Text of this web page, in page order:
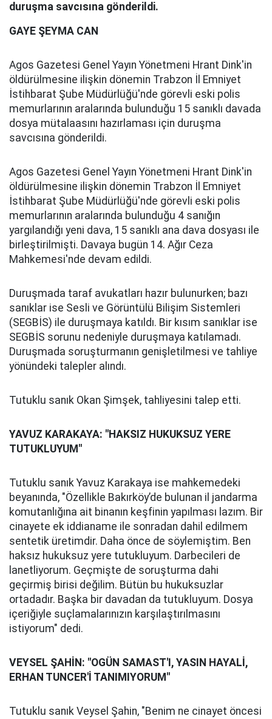
duruşma savcısına gönderildi.
GAYE ŞEYMA CAN
Agos Gazetesi Genel Yayın Yönetmeni Hrant Dink'in
öldürülmesine ilişkin dönemin Trabzon İl Emniyet
İstihbarat Şube Müdürlüğü'nde görevli eski polis
memurlarının aralarında bulunduğu 15 sanıklı davada
dosya mütalaasını hazırlaması için duruşma
savcısına gönderildi.
Agos Gazetesi Genel Yayın Yönetmeni Hrant Dink'in
öldürülmesine ilişkin dönemin Trabzon İl Emniyet
İstihbarat Şube Müdürlüğü'nde görevli eski polis
memurlarının aralarında bulunduğu 4 sanığın
yargılandığı yeni dava, 15 sanıklı ana dava dosyası ile
birleştirilmişti. Davaya bugün 14. Ağır Ceza
Mahkemesi'nde devam edildi.
Duruşmada taraf avukatları hazır bulunurken; bazı
sanıklar ise Sesli ve Görüntülü Bilişim Sistemleri
(SEGBİS) ile duruşmaya katıldı. Bir kısım sanıklar ise
SEGBİS sorunu nedeniyle duruşmaya katılamadı.
Duruşmada soruşturmanın genişletilmesi ve tahliye
yönündeki talepler alındı.
Tutuklu sanık Okan Şimşek, tahliyesini talep etti.
YAVUZ KARAKAYA: "HAKSIZ HUKUKSUZ YERE
TUTUKLUYUM"
Tutuklu sanık Yavuz Karakaya ise mahkemedeki
beyanında, "Özellikle Bakırköy’de bulunan il jandarma
komutanlığına ait binanın keşfinin yapılması lazım. Bir
cinayete ek iddianame ile sonradan dahil edilmem
sentetik üretimdir. Daha önce de söylemiştim. Ben
haksız hukuksuz yere tutukluyum. Darbecileri de
lanetliyorum. Geçmişte de soruşturma dahi
geçirmiş birisi değilim. Bütün bu hukuksuzlar
ortadadır. Başka bir davadan da tutukluyum. Dosya
içeriğiyle suçlamalarınızın karşılaştırılmasını
istiyorum" dedi.
VEYSEL ŞAHİN: "OGÜN SAMAST'I, YASIN HAYALİ,
ERHAN TUNCER'İ TANIMIYORUM"
Tutuklu sanık Veysel Şahin, "Benim ne cinayet öncesi